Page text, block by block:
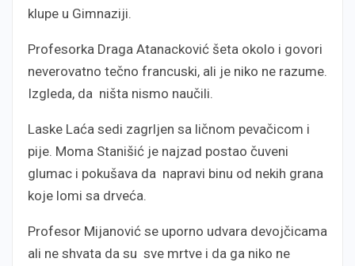
klupe u Gimnaziji.
Profesorka Draga Atanacković šeta okolo i govori
neverovatno tečno francuski, ali je niko ne razume.
Izgleda, da ništa nismo naučili.
Laske Laća sedi zagrljen sa ličnom pevačicom i
pije. Moma Stanišić je najzad postao čuveni
glumac i pokušava da napravi binu od nekih grana
koje lomi sa drveća.
Profesor Mijanović se uporno udvara devojčicama
ali ne shvata da su sve mrtve i da ga niko ne